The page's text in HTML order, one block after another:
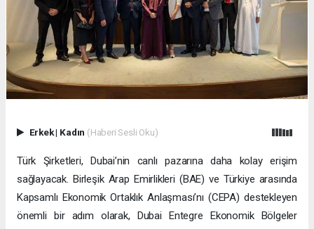
Erkek| Kadın (Haberi Sesli Oku)
Türk Şirketleri, Dubai’nin canlı pazarına daha kolay erişim
sağlayacak. Birleşik Arap Emirlikleri (BAE) ve Türkiye arasında
Kapsamlı Ekonomik Ortaklık Anlaşması’nı (CEPA) destekleyen
önemli bir adım olarak, Dubai Entegre Ekonomik Bölgeler